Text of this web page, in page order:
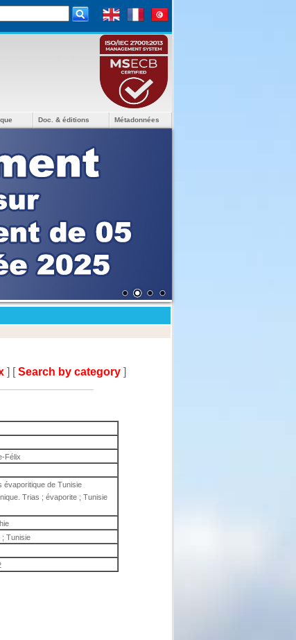
Doc. & éditions Métadonnées
] [Search by category ]
Félix
évaporitique de Tunisie
Trias ; évaporite ; Tunisie
Tunisie